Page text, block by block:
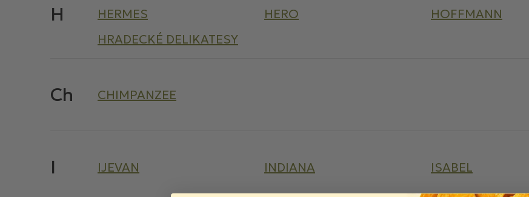
H
HERMES
HERO HOFFMANN
HRADECKÉ DELIKATESY
Ch CHIMPANZEE
I IJEVAN INDIANA ISABEL